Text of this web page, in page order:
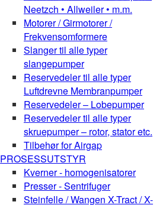
Neetzch • Allweiler • m.m.
Motorer / Girmotorer /
Frekvensomformere
Slanger til alle typer
slangepumper
Reservedeler til alle typer
Luftdrevne Membranpumper
Reservedeler – Lobepumper
Reservedeler til alle typer
skruepumper – rotor, stator etc.
Tilbehør for Airgap
PROSESSUTSTYR
Kverner - homogenisatorer
Presser - Sentrifuger
Steinfelle / Wangen X-Tract / X-